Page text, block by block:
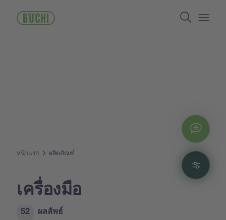
Search
หน้าแรก ผลิตภัณฑ์
เครื่องมือ
ผลลัพธ์
52